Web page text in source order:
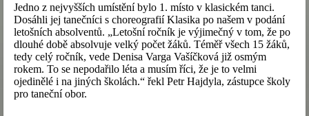
Jedno z nejvyšších umístění bylo 1. místo v klasickém tanci.
Dosáhli jej tanečníci s choreografií Klasika po našem v podání
letošních absolventů. „Letošní ročník je výjimečný v tom, že po
dlouhé době absolvuje velký počet žáků. Téměř všech 15 žáků,
tedy celý ročník, vede Denisa Varga Vašíčková již osmým
rokem. To se nepodařilo léta a musím říci, že je to velmi
ojedinělé i na jiných školách.“ řekl Petr Hajdyla, zástupce školy
pro taneční obor.